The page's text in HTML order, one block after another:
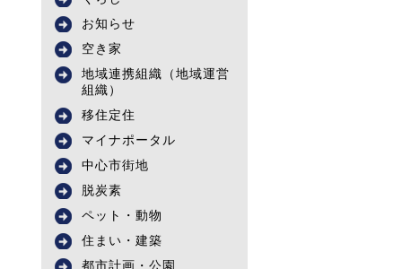
お知らせ
空き家
地域連携組織（地域運営
組織）
移住定住
マイナポータル
中心市街地
脱炭素
ペット・動物
住まい・建築
都市計画・公園